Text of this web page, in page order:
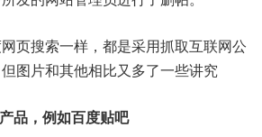
页搜索一样，都是采用抓取互联网公
图片和其他相比又多了一些讲究
品，例如百度贴吧